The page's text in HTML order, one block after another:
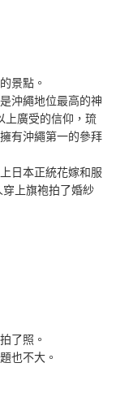
景點。
沖繩地位最高的神
上廣受的信仰，琉
有沖繩第一的參拜
日本正統花嫁和服
穿上旗袍拍了婚紗
了照。
也不大。